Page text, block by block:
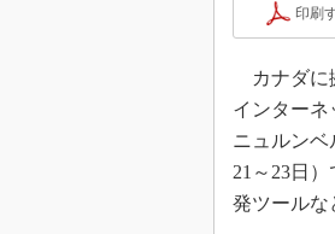
印刷
カナダに
インターネ
ニュルンベ
21～23日
発ツールな